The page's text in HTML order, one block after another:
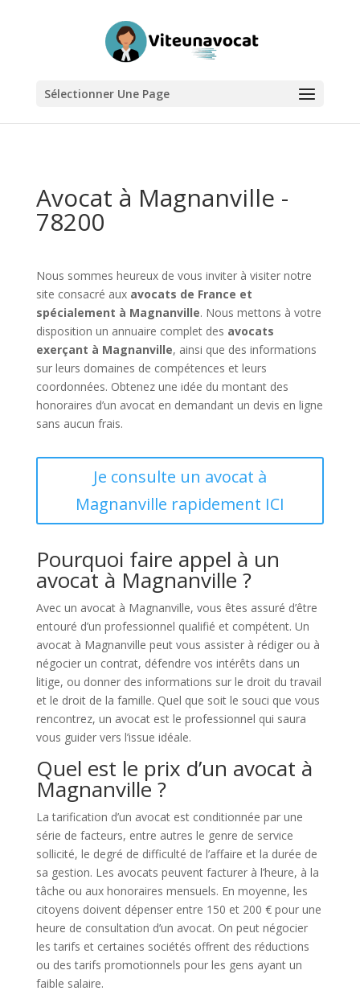
Sélectionner Une Page
Avocat à Magnanville -
78200
Nous sommes heureux de vous inviter à visiter notre
site consacré aux avocats de France et
spécialement à Magnanville. Nous mettons à votre
disposition un annuaire complet des avocats
exerçant à Magnanville, ainsi que des informations
sur leurs domaines de compétences et leurs
coordonnées. Obtenez une idée du montant des
honoraires d’un avocat en demandant un devis en ligne
sans aucun frais.
Je consulte un avocat à
Magnanville rapidement ICI
Pourquoi faire appel à un
avocat à Magnanville ?
Avec un avocat à Magnanville, vous êtes assuré d’être
entouré d’un professionnel qualifié et compétent. Un
avocat à Magnanville peut vous assister à rédiger ou à
négocier un contrat, défendre vos intérêts dans un
litige, ou donner des informations sur le droit du travail
et le droit de la famille. Quel que soit le souci que vous
rencontrez, un avocat est le professionnel qui saura
vous guider vers l’issue idéale.
Quel est le prix d’un avocat à
Magnanville ?
La tarification d’un avocat est conditionnée par une
série de facteurs, entre autres le genre de service
sollicité, le degré de difficulté de l’affaire et la durée de
sa gestion. Les avocats peuvent facturer à l’heure, à la
tâche ou aux honoraires mensuels. En moyenne, les
citoyens doivent dépenser entre 150 et 200 € pour une
heure de consultation d’un avocat. On peut négocier
les tarifs et certaines sociétés offrent des réductions
ou des tarifs promotionnels pour les gens ayant un
faible salaire.